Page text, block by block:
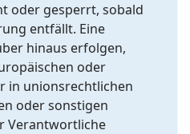
oder gesperrt, sobald
entfällt. Eine
hinaus erfolgen,
oder
in unionsrechtlichen
oder sonstigen
Verantwortliche